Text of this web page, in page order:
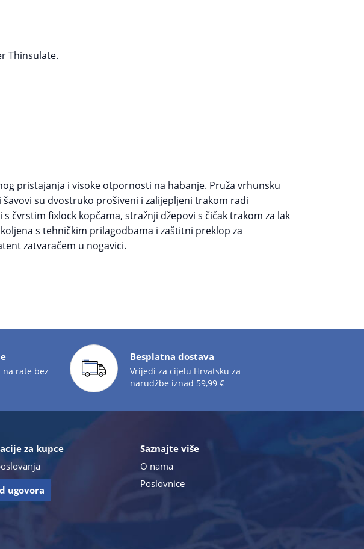
Thinsulate.
pristajanja i visoke otpornosti na habanje. Pruža vrhunsku
su dvostruko prošiveni i zalijepljeni trakom radi
fixlock kopčama, stražnji džepovi s čičak trakom za lak
s tehničkim prilagodbama i zaštitni preklop za
zatvaračem u nogavici.
rate bez
Besplatna dostava
Vrijedi za cijelu Hrvatsku za
narudžbe iznad 59,99 €
za kupce
ugovora
Saznajte više
O nama
Poslovnice